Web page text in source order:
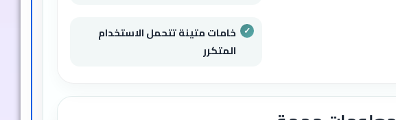
خامات متينة تتحمل الاستخدام
المتكرر